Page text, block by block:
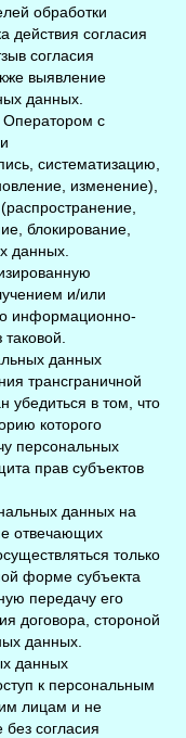
обработки
действия согласия
согласия
выявление
данных.
Оператором с
систематизацию,
изменение),
блокирование,
данных.
и/или
информационно-
данных
трансграничной
убедиться в том, что
которого
персональных
прав субъектов
данных на
отвечающих
только
форме субъекта
передачу его
договора, стороной
данных.
данных
к персональным
лицам и не
согласия